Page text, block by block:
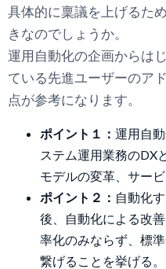
具体的に稟議を上げるた
きなのでしょうか。
運用自動化の企画からは
ている先進ユーザーのア
点が参考になります。
ポイント１：運用自
ステム運用業務のDX
モデルの変革、サー
ポイント２： 自動化
後、自動化による改
率化のみならず、標
繋げることを挙げる